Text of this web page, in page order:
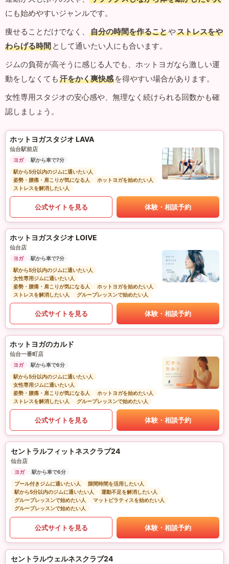
にも始めやすいジャンルです。
痩せることだけでなく、
自分の時間を作ることやストレスをや
わらげる時間 として通いたい人にも合います。
ジムの負荷が高そうに感じる人でも、ホットヨガなら激しい運
動をしなくても 汗をかく爽快感 を得やすい場合があります。
女性専用スタジオの安心感や、無理なく続けられる回数かも確
認しましょう。
ホットヨガスタジオ LAVA
仙台駅前店
ヨガ
駅から車で7分
駅から5分以内のジムに通いたい人
姿勢・腰痛・肩こりが気になる人
ホットヨガを始めたい人
ストレスを解消したい人
公式サイトを見る 体験・相談予約
ホットヨガスタジオ LOIVE
仙台店
ヨガ
駅から車で7分
駅から5分以内のジムに通いたい人
女性専用ジムに通いたい人
姿勢・腰痛・肩こりが気になる人
ホットヨガを始めたい人
ストレスを解消したい人
グループレッスンで始めたい人
公式サイトを見る 体験・相談予約
ホットヨガのカルド
仙台一番町店
ヨガ
駅から車で6分
駅から5分以内のジムに通いたい人
女性専用ジムに通いたい人
姿勢・腰痛・肩こりが気になる人
ホットヨガを始めたい人
ストレスを解消したい人
グループレッスンで始めたい人
公式サイトを見る 体験・相談予約
セントラルフィットネスクラブ24
仙台店
ヨガ
駅から車で6分
プール付きジムに通いたい人
隙間時間を活用したい人
駅から5分以内のジムに通いたい人
運動不足を解消したい人
グループレッスンで始めたい人
マットピラティスを始めたい人
グループレッスンで始めたい人
公式サイトを見る 体験・相談予約
セントラルウェルネスクラブ24